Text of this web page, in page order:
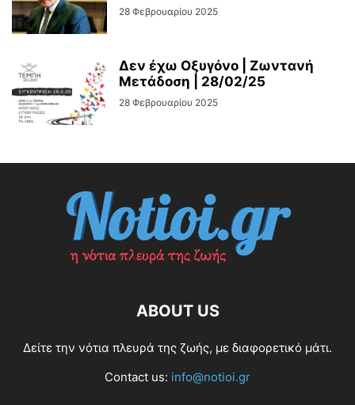
28 Φεβρουαρίου 2025
Δεν έχω Οξυγόνο | Ζωντανή
Μετάδοση | 28/02/25
28 Φεβρουαρίου 2025
ABOUT US
Δείτε την νότια πλευρά της ζωής, με διαφορετικό μάτι.
Contact us: info@notioi.gr